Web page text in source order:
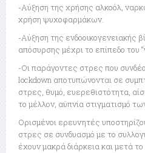
-Αύξηση της χρήσης αλκοόλ,
χρήση ψυχοφαρμάκων.
-Αύξηση της ενδοοικογενειακής
απόσυρσης μέχρι το επίπεδο του
-Οι παράγοντες στρες που
lockdown αποτυπώνονται σε
στρες, θυμό, ευερεθιστότητα,
το μέλλον, αϋπνία στιγματισμό
Ορισμένοι ερευνητές
στρες σε συνδυασμό με το
έχουν μακρά διάρκεια και μετά